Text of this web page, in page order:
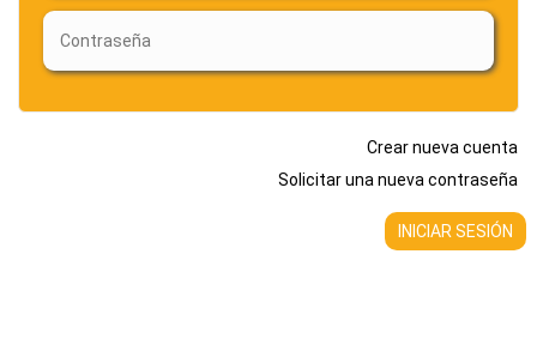
Crear nueva cuenta
Solicitar una nueva contraseña